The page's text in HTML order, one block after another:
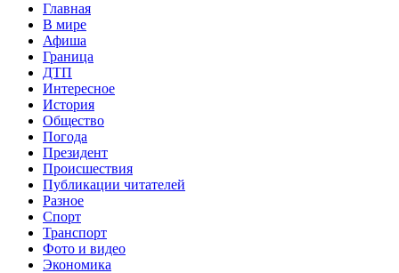
Главная
В мире
Афиша
Граница
ДТП
Интересное
История
Общество
Погода
Президент
Происшествия
Публикации читателей
Разное
Спорт
Транспорт
Фото и видео
Экономика